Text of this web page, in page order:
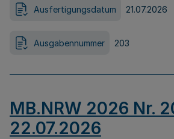
Ausfertigungsdatum 21.07.2026
Ausgabennummer 203
MB.NRW 2026 Nr.
22.07.2026